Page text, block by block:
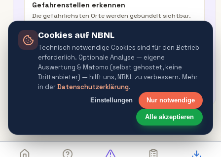
Gefahrenstellen erkennen
Die gefährlichsten Orte werden gebündelt sichtbar.
In der Route warnen
Routenplaner & Navigator warnen vor
Gefahrenquellen.
Cookies auf NBNL
Technisch notwendige Cookies sind für den Betrieb
erforderlich. Optionale Analyse — eigene
Auswertung & Matomo (selbst gehostet, keine
Drittanbieter) — hilft uns, NBNL zu verbessern. Mehr
in derDatenschutzerklärung.
Einstellungen Nur notwendige
Alle akzeptieren